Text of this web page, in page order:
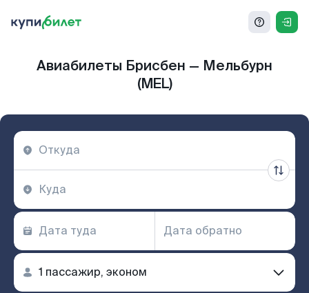
Авиабилеты Брисбен — Мельбурн
(MEL)